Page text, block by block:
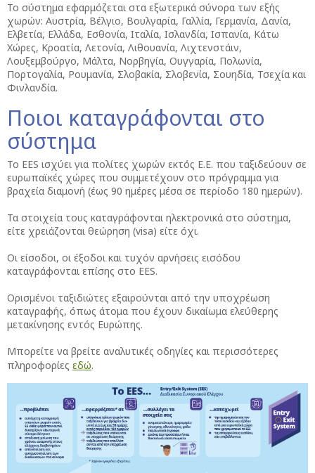
Το σύστημα εφαρμόζεται στα εξωτερικά σύνορα των εξής
χωρών: Αυστρία, Βέλγιο, Βουλγαρία, Γαλλία, Γερμανία, Δανία,
Ελβετία, Ελλάδα, Εσθονία, Ιταλία, Ισλανδία, Ισπανία, Κάτω
Χώρες, Κροατία, Λετονία, Λιθουανία, Λιχτενστάιν,
Λουξεμβούργο, Μάλτα, Νορβηγία, Ουγγαρία, Πολωνία,
Πορτογαλία, Ρουμανία, Σλοβακία, Σλοβενία, Σουηδία, Τσεχία και
Φινλανδία.
Ποιοι καταγράφονται στο
σύστημα
Το EES ισχύει για πολίτες χωρών εκτός Ε.Ε. που ταξιδεύουν σε
ευρωπαϊκές χώρες που συμμετέχουν στο πρόγραμμα για
βραχεία διαμονή (έως 90 ημέρες μέσα σε περίοδο 180 ημερών).
Τα στοιχεία τους καταγράφονται ηλεκτρονικά στο σύστημα,
είτε χρειάζονται θεώρηση (visa) είτε όχι.
Οι είσοδοι, οι έξοδοι και τυχόν αρνήσεις εισόδου
καταγράφονται επίσης στο EES.
Ορισμένοι ταξιδιώτες εξαιρούνται από την υποχρέωση
καταγραφής, όπως άτομα που έχουν δικαίωμα ελεύθερης
μετακίνησης εντός Ευρώπης.
Μπορείτε να βρείτε αναλυτικές οδηγίες και περισσότερες
πληροφορίες εδώ.